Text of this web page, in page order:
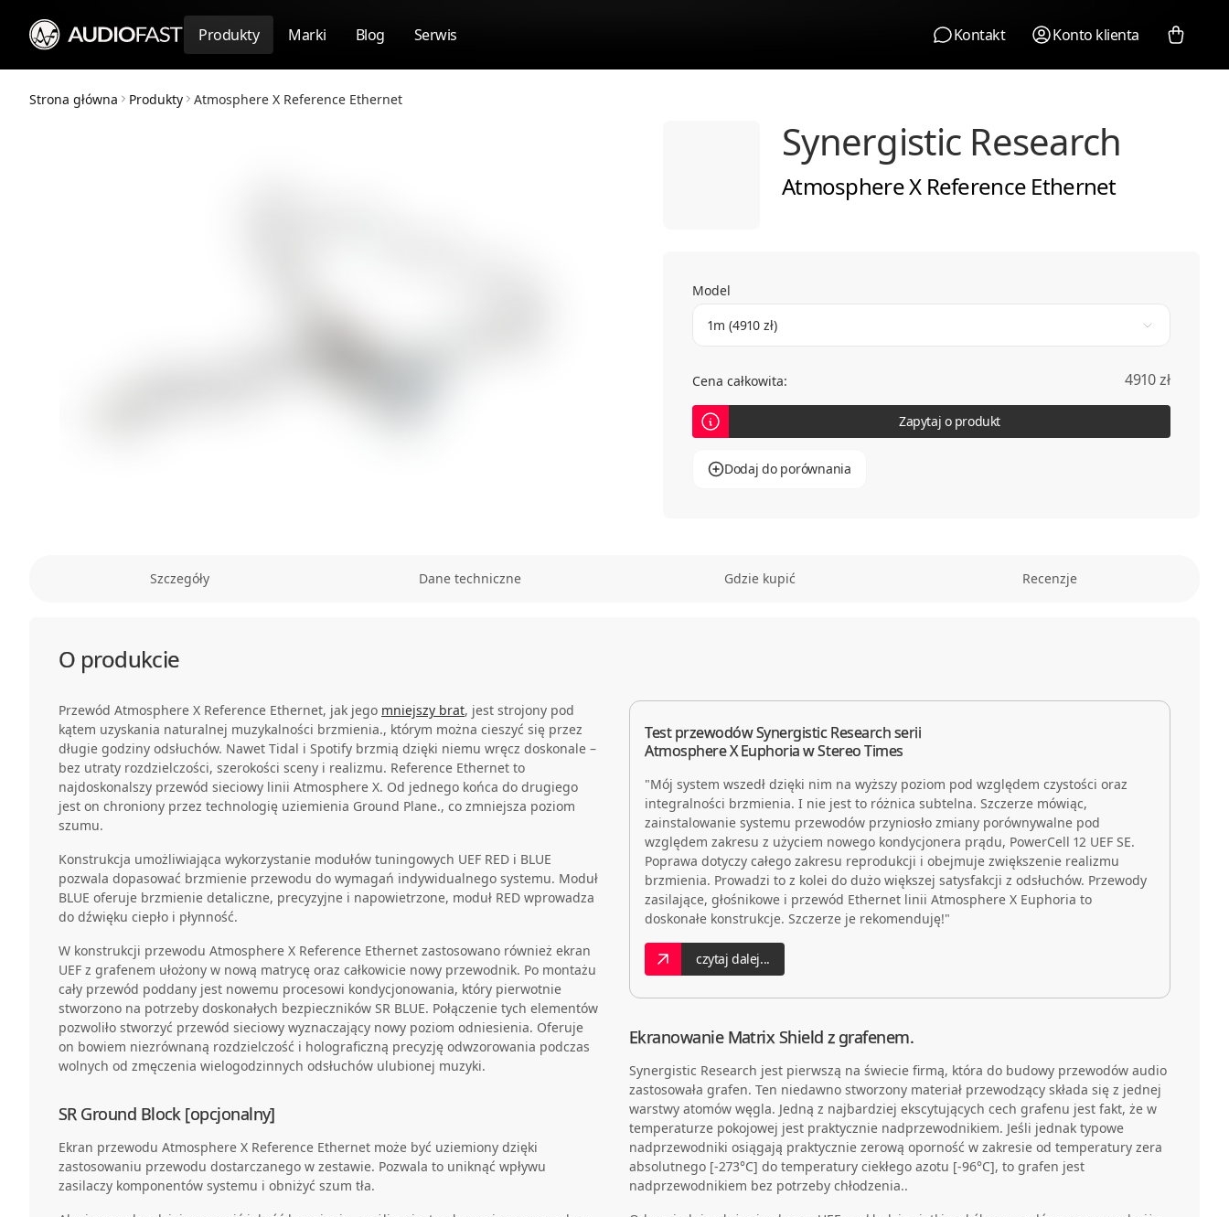
Produkty Marki Blog Serwis Kontakt Konto klienta
Strona główna Produkty Atmosphere X Reference Ethernet
Synergistic Research
Atmosphere X Reference Ethernet
Model
1m (4910 zł)
Cena całkowita: 4910 zł
Zapytaj o produkt
Dodaj do porównania
Szczegóły Dane techniczne Gdzie kupić Recenzje
O produkcie
Przewód Atmosphere X Reference Ethernet, jak jego mniejszy brat, jest strojony pod
kątem uzyskania naturalnej muzykalności brzmienia., którym można cieszyć się przez
długie godziny odsłuchów. Nawet Tidal i Spotify brzmią dzięki niemu wręcz doskonale –
bez utraty rozdzielczości, szerokości sceny i realizmu. Reference Ethernet to
najdoskonalszy przewód sieciowy linii Atmosphere X. Od jednego końca do drugiego
jest on chroniony przez technologię uziemienia Ground Plane., co zmniejsza poziom
szumu.
Konstrukcja umożliwiająca wykorzystanie modułów tuningowych UEF RED i BLUE
pozwala dopasować brzmienie przewodu do wymagań indywidualnego systemu. Moduł
BLUE oferuje brzmienie detaliczne, precyzyjne i napowietrzone, moduł RED wprowadza
do dźwięku ciepło i płynność.
W konstrukcji przewodu Atmosphere X Reference Ethernet zastosowano również ekran
UEF z grafenem ułożony w nową matrycę oraz całkowicie nowy przewodnik. Po montażu
cały przewód poddany jest nowemu procesowi kondycjonowania, który pierwotnie
stworzono na potrzeby doskonałych bezpieczników SR BLUE. Połączenie tych elementów
pozwoliło stworzyć przewód sieciowy wyznaczający nowy poziom odniesienia. Oferuje
on bowiem niezrównaną rozdzielczość i holograficzną precyzję odwzorowania podczas
wolnych od zmęczenia wielogodzinnych odsłuchów ulubionej muzyki.
SR Ground Block [opcjonalny]
Ekran przewodu Atmosphere X Reference Ethernet może być uziemiony dzięki
zastosowaniu przewodu dostarczanego w zestawie. Pozwala to uniknąć wpływu
zasilaczy komponentów systemu i obniżyć szum tła.
Test przewodów Synergistic Research serii
Atmosphere X Euphoria w Stereo Times
"Mój system wszedł dzięki nim na wyższy poziom pod względem czystości oraz
integralności brzmienia. I nie jest to różnica subtelna. Szczerze mówiąc,
zainstalowanie systemu przewodów przyniosło zmiany porównywalne pod
względem zakresu z użyciem nowego kondycjonera prądu, PowerCell 12 UEF SE.
Poprawa dotyczy całego zakresu reprodukcji i obejmuje zwiększenie realizmu
brzmienia. Prowadzi to z kolei do dużo większej satysfakcji z odsłuchów. Przewody
zasilające, głośnikowe i przewód Ethernet linii Atmosphere X Euphoria to
doskonałe konstrukcje. Szczerze je rekomenduję!"
czytaj dalej...
Ekranowanie Matrix Shield z grafenem.
Synergistic Research jest pierwszą na świecie firmą, która do budowy przewodów audio
zastosowała grafen. Ten niedawno stworzony materiał przewodzący składa się z jednej
warstwy atomów węgla. Jedną z najbardziej ekscytujących cech grafenu jest fakt, że w
temperaturze pokojowej jest praktycznie nadprzewodnikiem. Jeśli jednak typowe
nadprzewodniki osiągają praktycznie zerową oporność w zakresie od temperatury zera
absolutnego [-273°C] do temperatury ciekłego azotu [-96°C], to grafen jest
nadprzewodnikiem bez potrzeby chłodzenia..